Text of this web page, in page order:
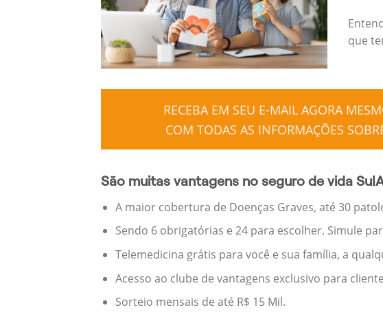
que
RECEBA EM SEU E-MAIL AGORA
COM TODAS AS INFORMAÇÕES
São muitas vantagens no seguro de vida
A maior cobertura de Doenças Graves, até 30
Sendo 6 obrigatórias e 24 para escolher. Simule
Telemedicina grátis para você e sua família, a
Acesso ao clube de vantagens exclusivo para
Sorteio mensais de até R$ 15 Mil.